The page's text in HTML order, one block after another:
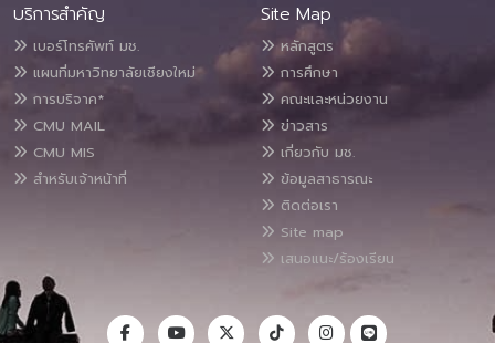
บริการสำคัญ
เบอร์โทรศัพท์ มช.
แผนที่มหาวิทยาลัยเชียงใหม่
การบริจาค*
CMU MAIL
CMU MIS
สำหรับเจ้าหน้าที่
Site Map
หลักสูตร
การศึกษา
คณะและหน่วยงาน
ข่าวสาร
เกี่ยวกับ มช.
ข้อมูลสาธารณะ
ติดต่อเรา
Site map
เสนอแนะ/ร้องเรียน